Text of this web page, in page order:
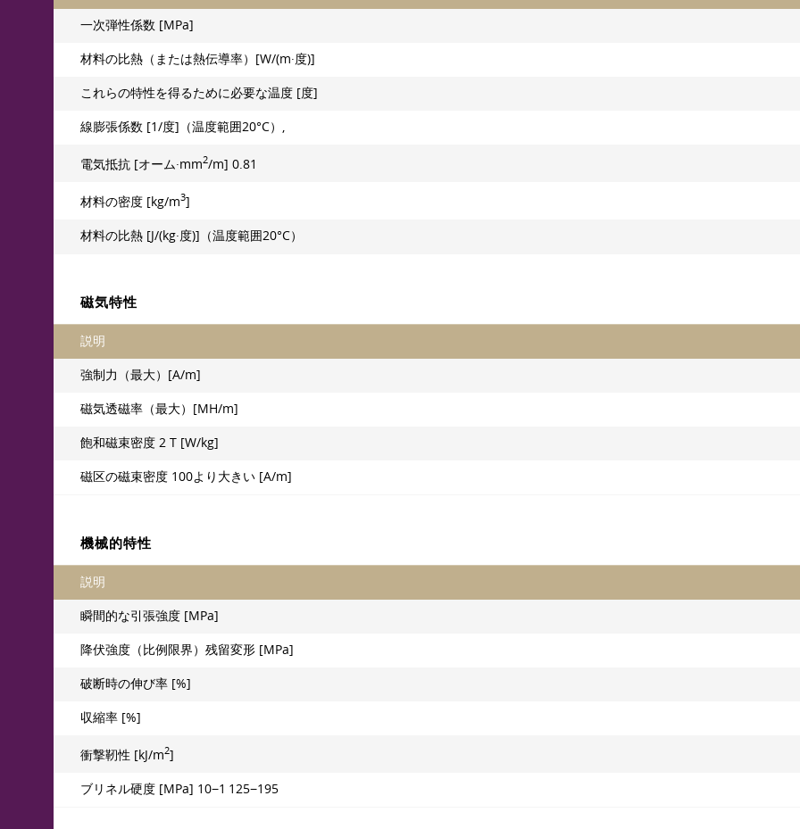
一次弾性係数 [MPa]
材料の比熱（または熱伝導率）[W/(m·度)]
これらの特性を得るために必要な温度 [度]
線膨張係数 [1/度]（温度範囲20°C）,
電気抵抗 [オーム·mm2/m] 0.81
材料の密度 [kg/m3]
材料の比熱 [J/(kg·度)]（温度範囲20°C）
磁気特性
説明
強制力（最大）[A/m]
磁気透磁率（最大）[MH/m]
飽和磁束密度 2 T [W/kg]
磁区の磁束密度 100より大きい [A/m]
機械的特性
説明
瞬間的な引張強度 [MPa]
降伏強度（比例限界）残留変形 [MPa]
破断時の伸び率 [%]
収縮率 [%]
衝撃靭性 [kJ/m2]
ブリネル硬度 [MPa] 10−1 125−195